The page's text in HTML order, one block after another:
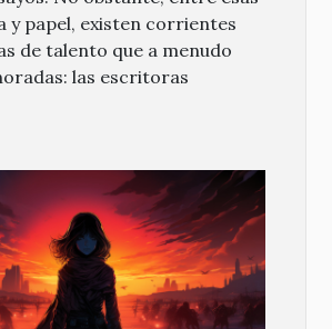
y papel, existen corrientes
de talento que a menudo
las escritoras